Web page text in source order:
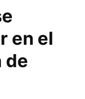
en el
de